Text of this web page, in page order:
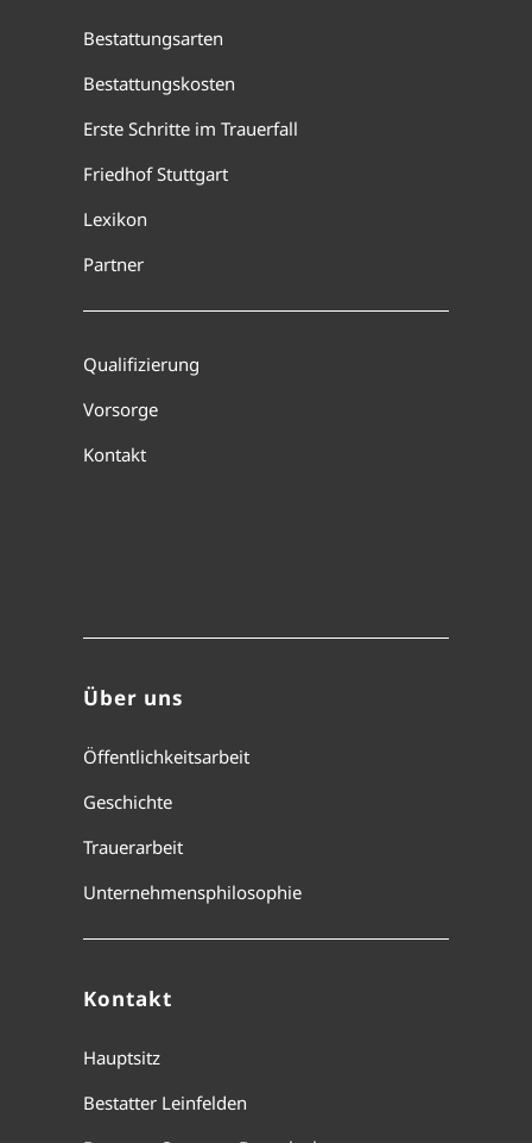
Bestattungsarten
Bestattungskosten
Erste Schritte im Trauerfall
Friedhof Stuttgart
Lexikon
Partner
Qualifizierung
Vorsorge
Kontakt
Über uns
Öffentlichkeitsarbeit
Geschichte
Trauerarbeit
Unternehmensphilosophie
Kontakt
Hauptsitz
Bestatter Leinfelden